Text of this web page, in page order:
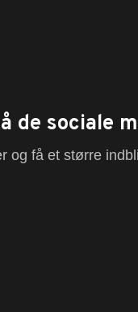
de sociale
og få et større